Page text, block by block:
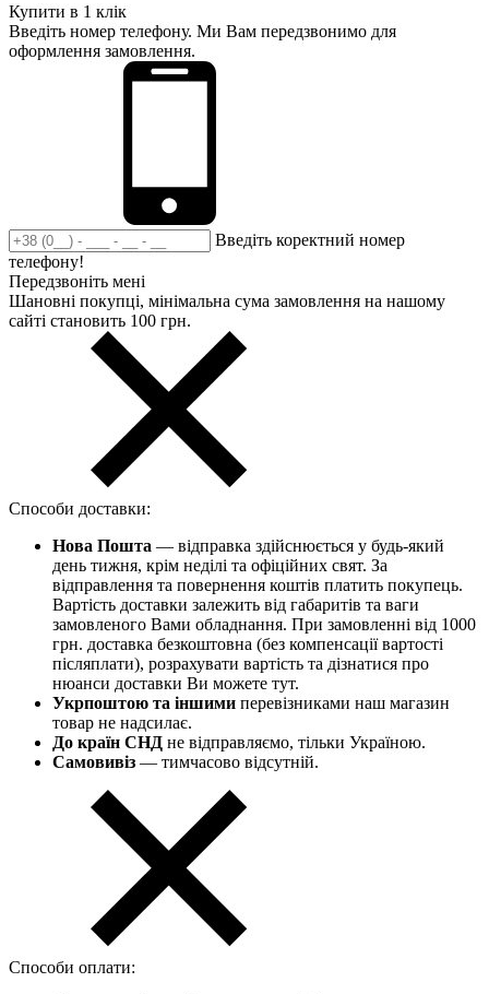
Купити в 1 клік
Введіть номер телефону. Ми Вам передзвонимо для
оформлення замовлення.
Введіть коректний номер
телефону!
Передзвоніть мені
Шановні покупці, мінімальна сума замовлення на нашому
сайті становить 100 грн.
Способи доставки:
Нова Пошта — відправка здійснюється у будь-який
день тижня, крім неділі та офіційних свят. За
відправлення та повернення коштів платить покупець.
Вартість доставки залежить від габаритів та ваги
замовленого Вами обладнання. При замовленні від 1000
грн. доставка безкоштовна (без компенсації вартості
післяплати), розрахувати вартість та дізнатися про
нюанси доставки Ви можете тут.
Укрпоштою та іншими перевізниками наш магазин
товар не надсилає.
До країн СНД не відправляємо, тільки Україною.
Самовивіз — тимчасово відсутній.
Способи оплати: